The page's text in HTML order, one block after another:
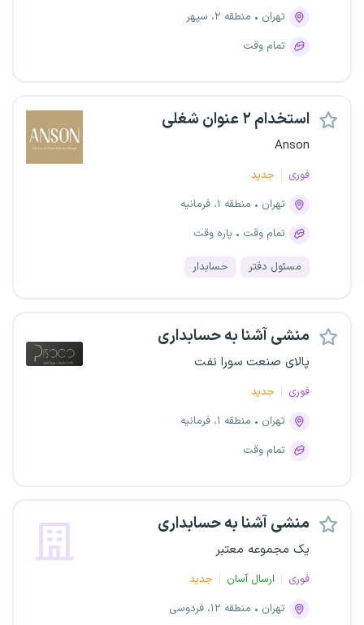
تهران
منطقه ۲، سپهر
تمام وقت
استخدام ۲ عنوان شغلی
Anson
فوری
جدید
تهران
منطقه ۱، فرمانیه
تمام وقت
پاره وقت
مسئول دفتر حسابدار
منشی آشنا به حسابداری
پالای صنعت سورا نفت
فوری
جدید
تهران
منطقه ۱، فرمانیه
تمام وقت
منشی آشنا به حسابداری
یک مجموعه معتبر
فوری ارسال آسان
جدید
تهران
منطقه ۱۲، فردوسی